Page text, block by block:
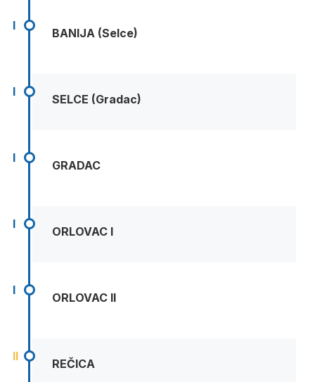
I
BANIJA (Selce)
I
SELCE (Gradac)
I
GRADAC
I
ORLOVAC I
I
ORLOVAC II
II
REČICA